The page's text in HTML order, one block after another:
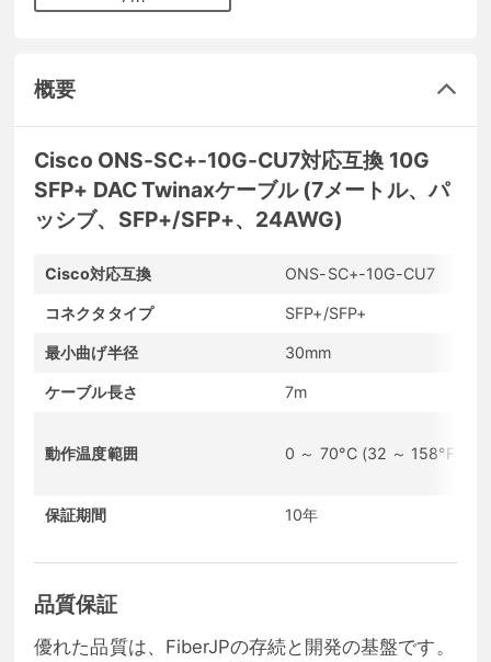
概要
Cisco ONS-SC+-10G-CU7対応互換 10G
SFP+ DAC Twinaxケーブル (7メートル、パ
ッシブ、SFP+/SFP+、24AWG)
Cisco対応互換 ONS-SC+-10G-CU7
コネクタタイプ SFP+/SFP+
最小曲げ半径 30mm
ケーブル長さ 7m
動作温度範囲 0 ～ 70°C (32 ～ 158°F)
保証期間 10年
品質保証
優れた品質は、FiberJPの存続と開発の基盤です。